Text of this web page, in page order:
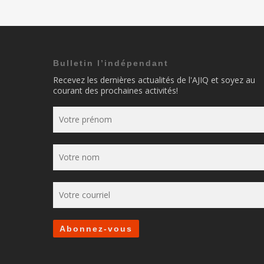
Bulletin l’indépendant
Recevez les dernières actualités de l'AJIQ et soyez au
courant des prochaines activités!